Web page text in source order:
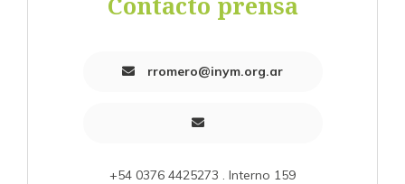
rromero@inym.org.ar
+54 0376 4425273 . Interno 159